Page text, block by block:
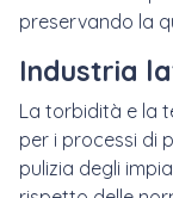
preservando la
Industria
La torbidità e la
per i processi di
pulizia degli